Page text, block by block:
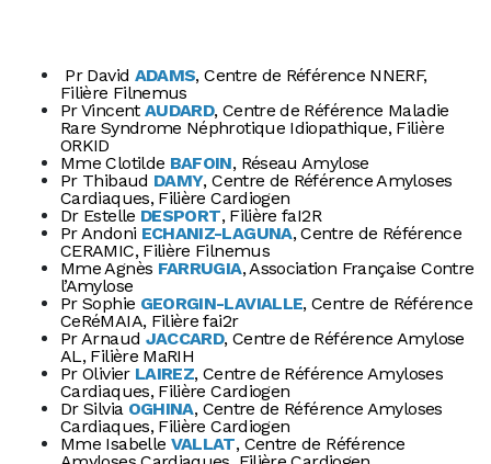
Pr David ADAMS, Centre de Référence NNERF,
Filière Filnemus
Pr Vincent AUDARD, Centre de Référence Maladie
Rare Syndrome Néphrotique Idiopathique, Filière
ORKID
Mme Clotilde BAFOIN, Réseau Amylose
Pr Thibaud DAMY, Centre de Référence Amyloses
Cardiaques, Filière Cardiogen
Dr Estelle DESPORT, Filière faI2R
Pr Andoni ECHANIZ-LAGUNA, Centre de Référence
CERAMIC, Filière Filnemus
Mme Agnès FARRUGIA, Association Française Contre
l’Amylose
Pr Sophie GEORGIN-LAVIALLE, Centre de Référence
CeRéMAIA, Filière fai2r
Pr Arnaud JACCARD, Centre de Référence Amylose
AL, Filière MaRIH
Pr Olivier LAIREZ, Centre de Référence Amyloses
Cardiaques, Filière Cardiogen
Dr Silvia OGHINA, Centre de Référence Amyloses
Cardiaques, Filière Cardiogen
Mme Isabelle VALLAT, Centre de Référence